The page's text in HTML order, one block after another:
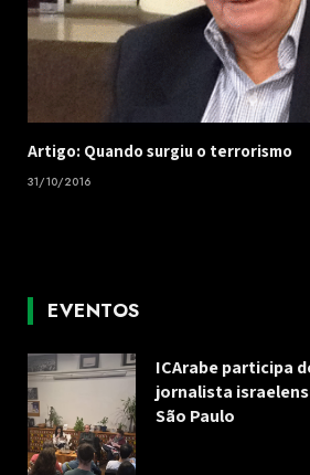
Artigo: Quando surgiu o terrorismo
31/10/2016
EVENTOS
ICArabe participa
jornalista
São Paulo